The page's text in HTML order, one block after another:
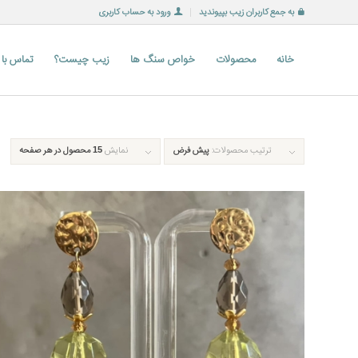
به جمع کاربران زیب بپیوندید ورود به حساب کاربری
خانه محصولات خواص سنگ ها زیب چیست؟ تماس
ترتیب محصولات: پیش فرض نمایش15 محصول در هر صفحه